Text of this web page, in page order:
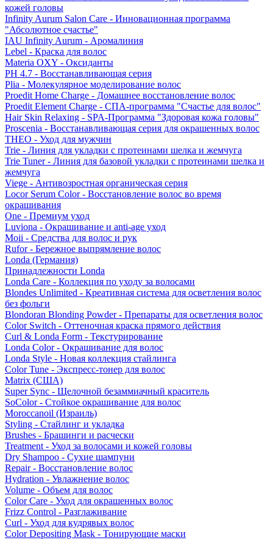
кожей головы
Infinity Aurum Salon Care - Инновационная программа
"Абсолютное счастье"
IAU Infinity Aurum - Аромалиния
Lebel - Краска для волос
Materia OXY - Оксиданты
PH 4.7 - Восстанавливающая серия
Plia - Молекулярное моделирование волос
Proedit Home Charge - Домашнее восстановление волос
Proedit Element Charge - СПА-программа "Счастье для волос"
Hair Skin Relaxing - SPA-Программа "Здоровая кожа головы"
Proscenia - Восстанавливающая серия для окрашенных волос
THEO - Уход для мужчин
Trie - Линия для укладки с протеинами шелка и жемчуга
Trie Tuner - Линия для базовой укладки с протеинами шелка и
жемчуга
Viege - Антивозростная органическая серия
Locor Serum Color - Восстановление волос во время
окрашивания
One - Премиум уход
Luviona - Окрашивание и anti-age уход
Moii - Средства для волос и рук
Rufor - Бережное выпрямление волос
Londa (Германия)
Принадлежности Londa
Londa Care - Коллекция по уходу за волосами
Blondes Unlimited - Креативная система для осветления волос
без фольги
Blondoran Blonding Powder - Препараты для осветления волос
Color Switch - Оттеночная краска прямого действия
Curl & Londa Form - Текстурирование
Londa Color - Окрашивание для волос
Londa Style - Новая коллекция стайлинга
Color Tune - Экспресс-тонер для волос
Matrix (США)
Super Sync - Щелочной безаммиачный краситель
SoColor - Стойкое окрашивание для волос
Moroccanoil (Израиль)
Styling - Стайлинг и укладка
Brushes - Брашинги и расчески
Treatment - Уход за волосами и кожей головы
Dry Shampoo - Сухие шампуни
Repair - Восстановление волос
Hydration - Увлажнение волос
Volume - Объем для волос
Color Care - Уход для окрашенных волос
Frizz Control - Разглаживание
Curl - Уход для кудрявых волос
Color Depositing Mask - Тонирующие маски